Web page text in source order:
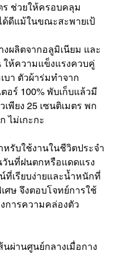
ร ช่วยให้ครอบคลุม
ด้ดีแม้ในขณะสะพายเป้
งผลิตจากอลูมิเนียม และ
ให้ความแข็งแรงควบคู่
บา ตัวผ้าร่มทำจาก
ตอร์ 100% พับเก็บแล้วมี
เพียง 25 เซนติเมตร พก
ไม่เกะกะ
หรับใช้งานในชีวิตประจำ
วันที่ฝนตกหรือแดดแรง
ที่เรียบง่ายและน้ำหนักที่
เศษ จึงตอบโจทย์การใช้
การความคล่องตัว
นผ่านศูนย์กลางเมื่อกาง